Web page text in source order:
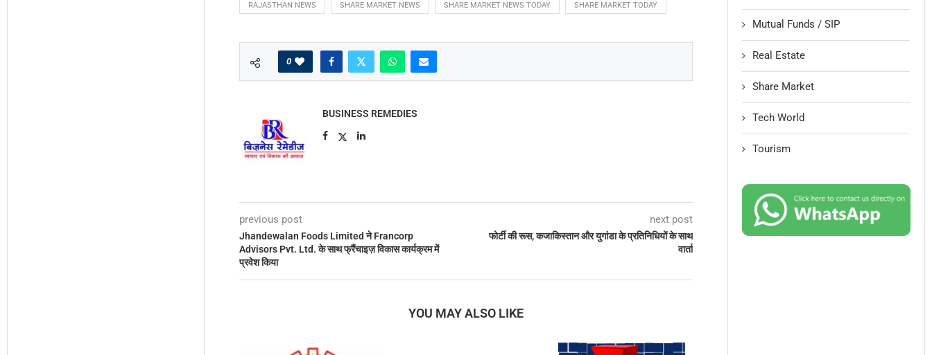
RAJASTHAN NEWS SHARE MARKET NEWS SHARE MARKET NEWS TODAY SHARE MARKET TODAY
0
BUSINESS REMEDIES
previous post
Jhandewalan Foods Limited ने Francorp
Advisors Pvt. Ltd. के साथ फ्रैंचाइज़ विकास कार्यक्रम में
प्रवेश किया
next post
फोर्टी की रूस, कजाकिस्तान और युगांडा के प्रतिनिधियों के साथ
वार्ता
YOU MAY ALSO LIKE
Mutual Funds / SIP
Real Estate
Share Market
Tech World
Tourism